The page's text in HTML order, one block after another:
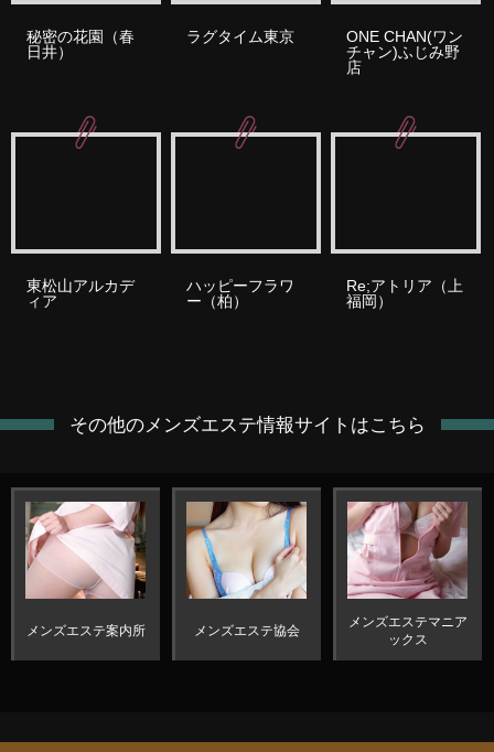
秘密の花園（春
日井）
ラグタイム東京
ONE CHAN(ワン
チャン)ふじみ野
店
東松山アルカデ
ィア
ハッピーフラワ
ー（柏）
Re;アトリア（上
福岡）
その他のメンズエステ情報サイトはこちら
メンズエステ案内所 メンズエステ協会
メンズエステマニア
ックス